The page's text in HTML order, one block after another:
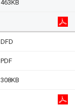
463KB
DFD
PDF
308KB